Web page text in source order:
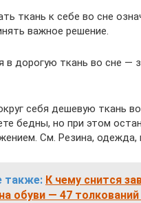
ткань к себе во сне
важное решение.
в дорогую ткань во сне —
себя дешевую ткань
бедны, но при этом
См. Резина, одежда,
также: К чему снится
обуви — 47 толкований